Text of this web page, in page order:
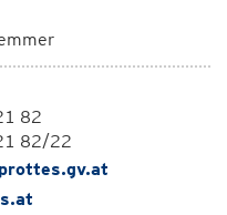
82
82/22